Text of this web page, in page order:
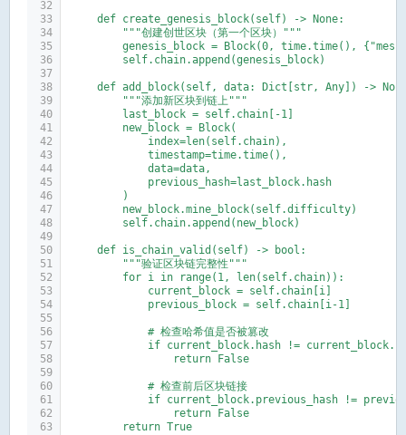
    def create_genesis_block(self) -> None:
        """创建创世区块（第一个区块）"""
genesis_block = Block(0, time.time(),
        self.chain.append(genesis_block)
def add_block(self, data: Dict[str, Any]) ->
        """添加新区块到链上"""
        last_block = self.chain[-1]
        new_block = Block(
            index=len(self.chain),
            timestamp=time.time(),
            data=data,
            previous_hash=last_block.hash
        )
        new_block.mine_block(self.difficulty)
        self.chain.append(new_block)
    def is_chain_valid(self) -> bool:
        """验证区块链完整性"""
        for i in range(1, len(self.chain)):
            current_block = self.chain[i]
            previous_block = self.chain[i-1]
            # 检查哈希值是否被篡改
if current_block.hash !=
                return False
            # 检查前后区块链接
if current_block.previous_hash !=
                return False
        return True